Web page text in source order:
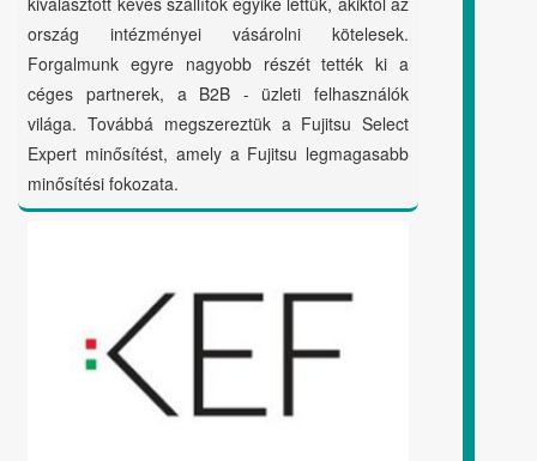
ország intézményei vásárolni kötelesek.
Forgalmunk egyre nagyobb részét tették ki a
céges partnerek, a B2B - üzleti felhasználók
világa. Továbbá megszereztük a Fujitsu Select
Expert minősítést, amely a Fujitsu legmagasabb
minősítési fokozata.